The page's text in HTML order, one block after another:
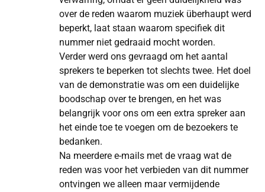
over de reden waarom muziek überhaupt werd
beperkt, laat staan waarom specifiek dit
nummer niet gedraaid mocht worden.
Verder werd ons gevraagd om het aantal
sprekers te beperken tot slechts twee. Het doel
van de demonstratie was om een duidelijke
boodschap over te brengen, en het was
belangrijk voor ons om een extra spreker aan
het einde toe te voegen om de bezoekers te
bedanken.
Na meerdere e-mails met de vraag wat de
reden was voor het verbieden van dit nummer
ontvingen we alleen maar vermijdende